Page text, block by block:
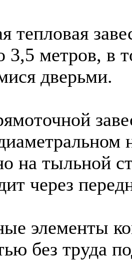
тепловая
метров, в
дверьми.
на тыльной
через
элементы
без труда